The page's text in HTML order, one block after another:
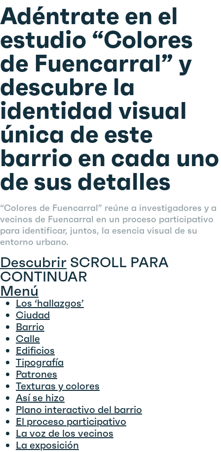
Adéntrate en el
estudio “Colores
de Fuencarral” y
descubre la
identidad visual
única de este
barrio en cada uno
de sus detalles
“Colores de Fuencarral” reúne a investigadores y a
vecinos de Fuencarral en un proceso participativo
para identificar, juntos, la esencia visual de su
entorno urbano.
Descubrir SCROLL PARA
CONTINUAR
Menú
Los ‘hallazgos’
Ciudad
Barrio
Calle
Edificios
Tipografía
Patrones
Texturas y colores
Así se hizo
Plano interactivo del barrio
El proceso participativo
La voz de los vecinos
La exposición